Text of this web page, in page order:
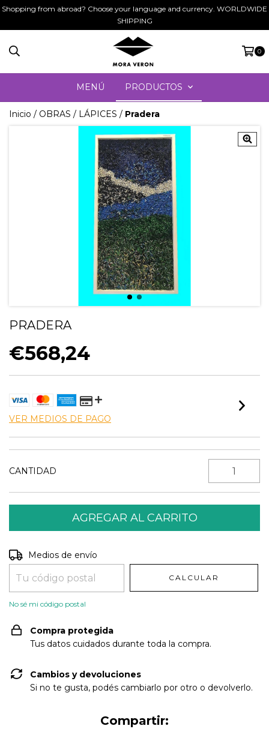
Shopping from abroad? Choose your language and currency. WORLDWIDE
SHIPPING
0
MENÚ PRODUCTOS
Inicio / OBRAS / LÁPICES / Pradera
PRADERA
€568,24
VER MEDIOS DE PAGO
CANTIDAD
Entregas para el CP:
Medios de envío
CALCULAR
No sé mi código postal
Compra protegida
Tus datos cuidados durante toda la compra.
Cambios y devoluciones
Si no te gusta, podés cambiarlo por otro o devolverlo.
Compartir: